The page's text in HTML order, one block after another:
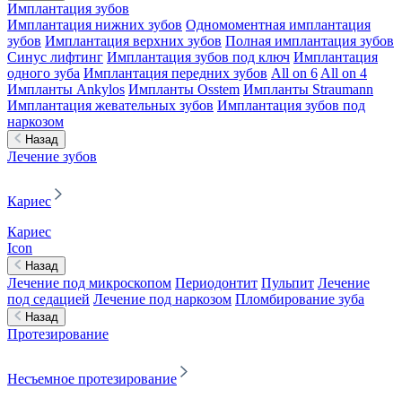
Имплантация зубов
Имплантация нижних зубов Одномоментная имплантация
зубов Имплантация верхних зубов Полная имплантация зубов
Синус лифтинг Имплантация зубов под ключ Имплантация
одного зуба Имплантация передних зубов All on 6 All on 4
Импланты Ankylos Импланты Osstem Импланты Straumann
Имплантация жевательных зубов Имплантация зубов под
наркозом
Назад
Лечение зубов
Кариес
Кариес
Icon
Назад
Лечение под микроскопом Периодонтит Пульпит Лечение
под седацией Лечение под наркозом Пломбирование зуба
Назад
Протезирование
Несъемное протезирование